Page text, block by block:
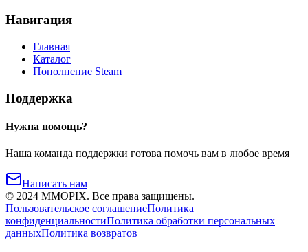
Навигация
Главная
Каталог
Пополнение Steam
Поддержка
Нужна помощь?
Наша команда поддержки готова помочь вам в любое время
Написать нам
© 2024 MMOPIX. Все права защищены.
Пользовательское соглашениеПолитика
конфиденциальностиПолитика обработки персональных
данныхПолитика возвратов